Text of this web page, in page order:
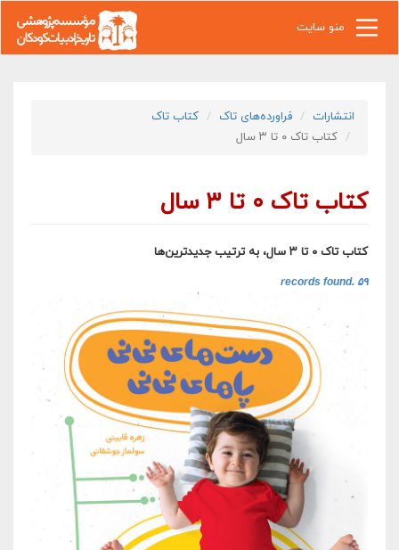
منو سایت
انتشارات فراورده‌های تاک
کتاب تاک
کتاب تاک ۰ تا ۳ سال
کتاب تاک ۰ تا ۳ سال
کتاب تاک ۰ تا ۳ سال، به ترتیب جدیدترین‌ها
۵۹ records found.‎